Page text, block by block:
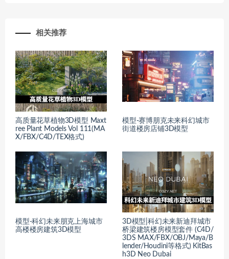
相关推荐
高质量花草植物3D模型 Maxt
ree Plant Models Vol 111(MA
X/FBX/C4D/TEX格式)
模型-赛博朋克未来科幻城市
街道楼房店铺3D模型
模型-科幻未来朋克上海城市
高楼楼房建筑3D模型
3D模型|科幻未来新迪拜城市
桥梁建筑楼房模型套件 (C4D/
3DS MAX/FBX/OBJ/Maya/B
lender/Houdini等格式) KitBas
h3D Neo Dubai